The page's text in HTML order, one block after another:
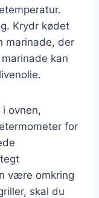
Krydr kødet
marinade, der
kan
ovnen,
for
være omkring
skal du